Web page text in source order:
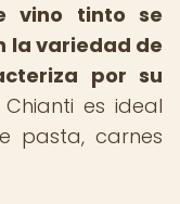
vino tinto se
la variedad de
por su
Chianti es ideal
pasta, carnes